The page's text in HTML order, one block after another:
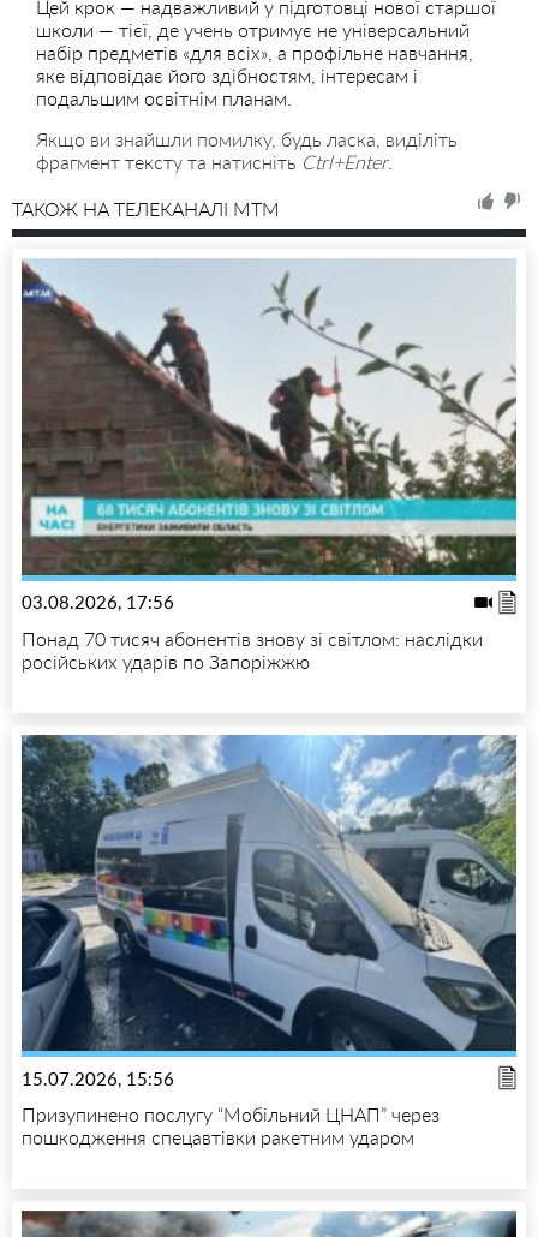
Цей крок — надважливий у підготовці нової старшої
школи — тієї, де учень отримує не універсальний
набір предметів «для всіх», а профільне навчання,
яке відповідає його здібностям, інтересам і
подальшим освітнім планам.
Якщо ви знайшли помилку, будь ласка, виділіть
фрагмент тексту та натисніть Ctrl+Enter.
ТАКОЖ НА ТЕЛЕКАНАЛІ MTM
03.08.2026, 17:56
Понад 70 тисяч абонентів знову зі світлом: наслідки
російських ударів по Запоріжжю
15.07.2026, 15:56
Призупинено послугу “Мобільний ЦНАП” через
пошкодження спецавтівки ракетним ударом